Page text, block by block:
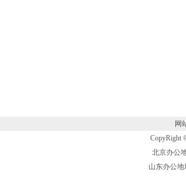
网
CopyRight
北京办公
山东办公